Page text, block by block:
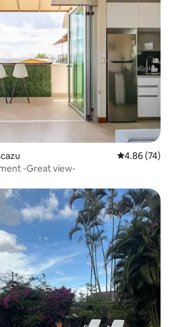
Calificación
4.86 (74)
-Great view-